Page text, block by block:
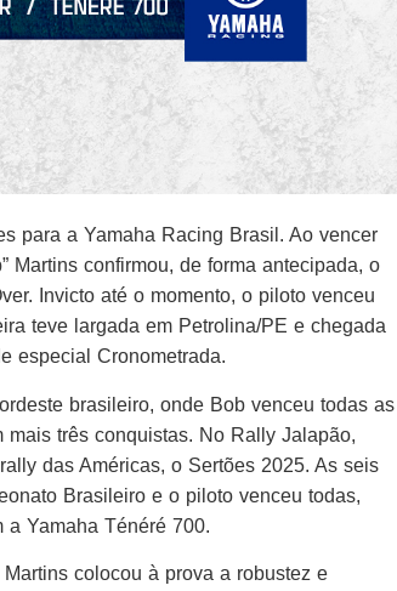
para a Yamaha Racing Brasil. Ao vencer
Martins confirmou, de forma antecipada, o
Invicto até o momento, o piloto venceu
teve largada em Petrolina/PE e chegada
especial Cronometrada.
brasileiro, onde Bob venceu todas as
três conquistas. No Rally Jalapão,
das Américas, o Sertões 2025. As seis
Brasileiro e o piloto venceu todas,
Yamaha Ténéré 700.
colocou à prova a robustez e